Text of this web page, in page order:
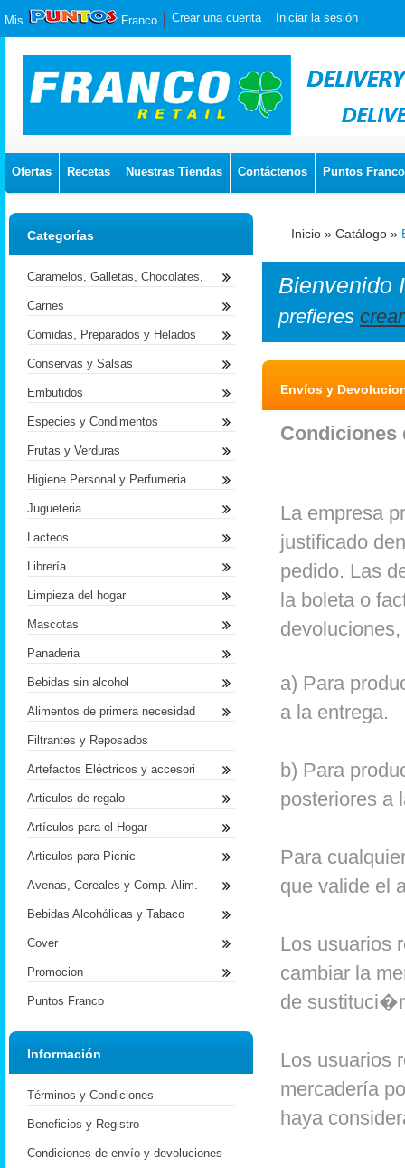
Mis Franco Crear una cuenta Iniciar la sesión
Ofertas Recetas Nuestras Tiendas Contáctenos Puntos Franco
Inicio » Catálogo »
Bienvenido
prefieres
Envíos y
Condiciones
La empresa
justificado
pedido. Las
la boleta o
a) Para
a la entrega.
b) Para
posteriores a
Para
que valide el
Los usuarios
cambiar la
de
Los usuarios
mercadería
haya
Categorías
Caramelos, Galletas, Chocolates,
Carnes
Comidas, Preparados y Helados
Conservas y Salsas
Embutidos
Especies y Condimentos
Frutas y Verduras
Higiene Personal y Perfumeria
Jugueteria
Lacteos
Librería
Limpieza del hogar
Mascotas
Panaderia
Bebidas sin alcohol
Alimentos de primera necesidad
Filtrantes y Reposados
Artefactos Eléctricos y accesori
Articulos de regalo
Artículos para el Hogar
Articulos para Picnic
Avenas, Cereales y Comp. Alim.
Bebidas Alcohólicas y Tabaco
Cover
Promocion
Puntos Franco
Información
Términos y Condiciones
Beneficios y Registro
Condiciones de envío y devoluciones